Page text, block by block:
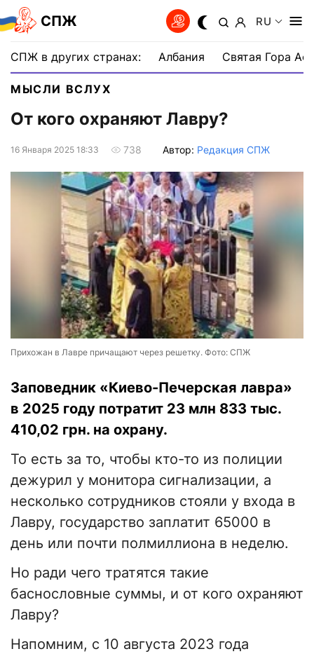
СПЖ RU
СПЖ в других странах: Албания Святая Гора
МЫСЛИ ВСЛУХ
От кого охраняют Лавру?
16 Января 2025 18:33 738 Автор: Редакция СПЖ
Прихожан в Лавре причащают через решетку. Фото: СПЖ
Заповедник «Киево-Печерская лавра»
в 2025 году потратит 23 млн 833 тыс.
410,02 грн. на охрану.
То есть за то, чтобы кто-то из полиции
дежурил у монитора сигнализации, а
несколько сотрудников стояли у входа в
Лавру, государство заплатит 65000 в
день или почти полмиллиона в неделю.
Но ради чего тратятся такие
баснословные суммы, и от кого охраняют
Лавру?
Напомним, с 10 августа 2023 года